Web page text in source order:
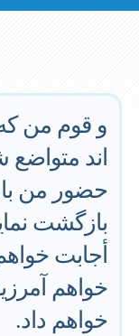
و قوم من
اند
حضور من
بازگشت
أجابت
خواهم
خواهم داد.